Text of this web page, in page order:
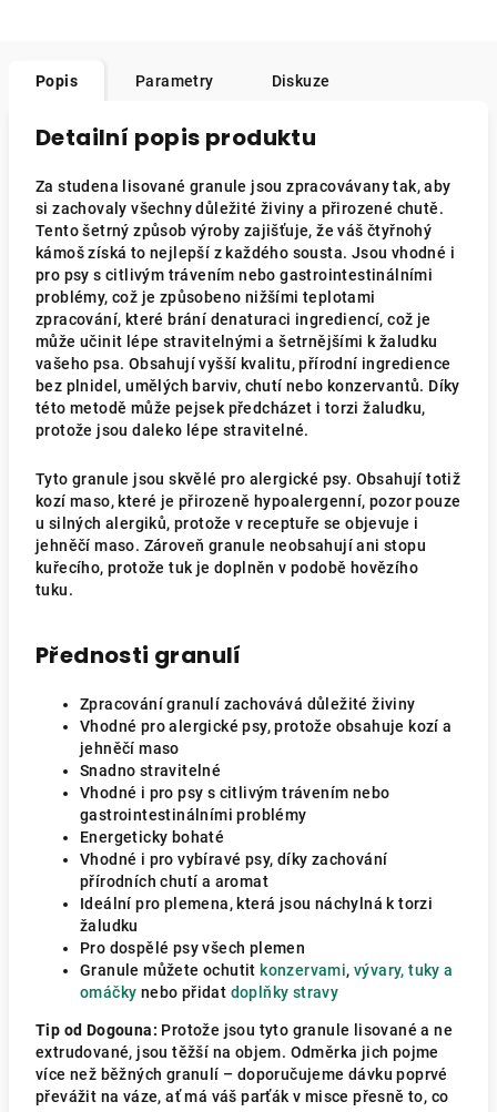
Popis Parametry Diskuze
Detailní popis produktu
Za studena lisované granule jsou zpracovávany tak, aby
si zachovaly všechny důležité živiny a přirozené chutě.
Tento šetrný způsob výroby zajišťuje, že váš čtyřnohý
kámoš získá to nejlepší z každého sousta. Jsou vhodné i
pro psy s citlivým trávením nebo gastrointestinálními
problémy, což je způsobeno nižšími teplotami
zpracování, které brání denaturaci ingrediencí, což je
může učinit lépe stravitelnými a šetrnějšími k žaludku
vašeho psa. Obsahují vyšší kvalitu, přírodní ingredience
bez plnidel, umělých barviv, chutí nebo konzervantů. Díky
této metodě může pejsek předcházet i torzi žaludku,
protože jsou daleko lépe stravitelné.
Tyto granule jsou skvělé pro alergické psy. Obsahují totiž
kozí maso, které je přirozeně hypoalergenní, pozor pouze
u silných alergiků, protože v receptuře se objevuje i
jehněčí maso. Zároveň granule neobsahují ani stopu
kuřecího, protože tuk je doplněn v podobě hovězího
tuku.
Přednosti granulí
Zpracování granulí zachovává důležité živiny
Vhodné pro alergické psy, protože obsahuje kozí a
jehněčí maso
Snadno stravitelné
Vhodné i pro psy s citlivým trávením nebo
gastrointestinálními problémy
Energeticky bohaté
Vhodné i pro vybíravé psy, díky zachování
přírodních chutí a aromat
Ideální pro plemena, která jsou náchylná k torzi
žaludku
Pro dospělé psy všech plemen
Granule můžete ochutit konzervami, vývary, tuky a
omáčky nebo přidat doplňky stravy
Tip od Dogouna: Protože jsou tyto granule lisované a ne
extrudované, jsou těžší na objem. Odměrka jich pojme
více než běžných granulí – doporučujeme dávku poprvé
převážit na váze, ať má váš parťák v misce přesně to, co